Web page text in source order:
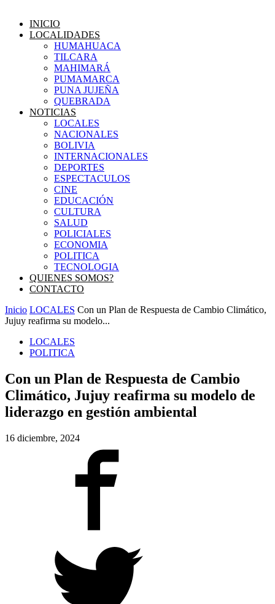
INICIO
LOCALIDADES
HUMAHUACA
TILCARA
MAHIMARÁ
PUMAMARCA
PUNA JUJEÑA
QUEBRADA
NOTICIAS
LOCALES
NACIONALES
BOLIVIA
INTERNACIONALES
DEPORTES
ESPECTACULOS
CINE
EDUCACIÓN
CULTURA
SALUD
POLICIALES
ECONOMIA
POLITICA
TECNOLOGIA
QUIENES SOMOS?
CONTACTO
Inicio LOCALES Con un Plan de Respuesta de Cambio Climático,
Jujuy reafirma su modelo...
LOCALES
POLITICA
Con un Plan de Respuesta de Cambio
Climático, Jujuy reafirma su modelo de
liderazgo en gestión ambiental
16 diciembre, 2024